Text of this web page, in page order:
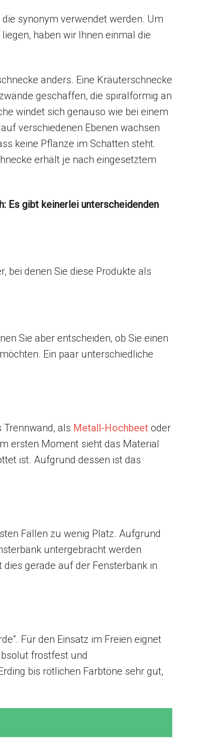
synonym verwendet werden. Um
haben wir Ihnen einmal die
anders. Eine Kräuterschnecke
geschaffen, die spiralförmig an
windet sich genauso wie bei einem
verschiedenen Ebenen wachsen
keine Pflanze im Schatten steht.
erhält je nach eingesetztem
Es gibt keinerlei unterscheidenden
bei denen Sie diese Produkte als
Sie aber entscheiden, ob Sie einen
Ein paar unterschiedliche
als Metall-Hochbeet oder
ersten Moment sieht das Material
ist. Aufgrund dessen ist das
Fällen zu wenig Platz. Aufgrund
untergebracht werden
gerade auf der Fensterbank in
Für den Einsatz im Freien eignet
frostfest und
bis rötlichen Farbtöne sehr gut,